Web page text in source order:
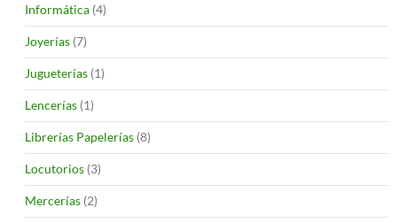
Informática (4)
Joyerías (7)
Jugueterías (1)
Lencerías (1)
Librerías Papelerías (8)
Locutorios (3)
Mercerías (2)